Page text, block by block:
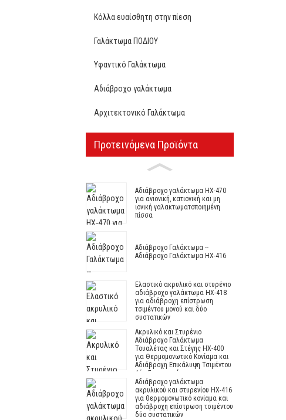
Κόλλα ευαίσθητη στην πίεση
Γαλάκτωμα ΠΟΔΙΟΥ
Υφαντικό Γαλάκτωμα
Αδιάβροχο γαλάκτωμα
Αρχιτεκτονικό Γαλάκτωμα
Προτεινόμενα Προϊόντα
Αδιάβροχο γαλάκτωμα HX-470
για ανιονική, κατιονική και μη
ιονική γαλακτωματοποιημένη
πίσσα
Αδιάβροχο Γαλάκτωμα --
Αδιάβροχο Γαλάκτωμα HX-416
Ελαστικό ακρυλικό και στυρένιο
αδιάβροχο γαλάκτωμα HX-418
για αδιάβροχη επίστρωση
τσιμέντου μονού και δύο
συστατικών
Ακρυλικό και Στυρένιο
Αδιάβροχο Γαλάκτωμα
Τουαλέτας και Στέγης HX-400
για Θερμομονωτικό Κονίαμα και
Αδιάβροχη Επικάλυψη Τσιμέντου
Δύο Συστατικών
Αδιάβροχο γαλάκτωμα
ακρυλικού και στυρενίου HX-416
για θερμομονωτικό κονίαμα και
αδιάβροχη επίστρωση τσιμέντου
δύο συστατικών